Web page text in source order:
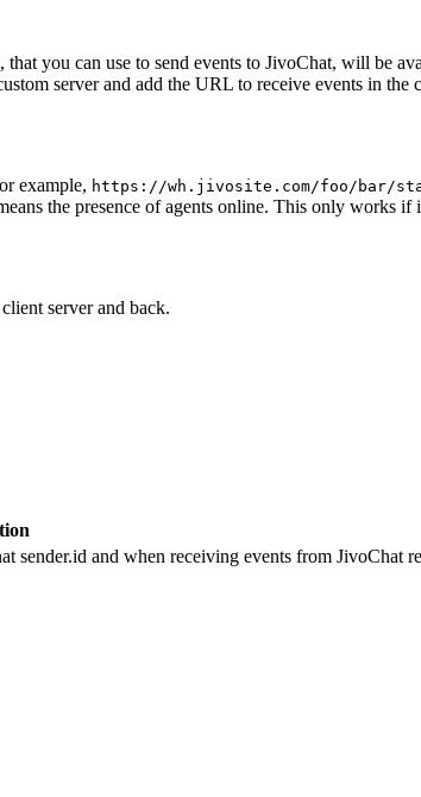
, that you can use to send events to JivoChat, will be
server and add the URL to receive events in the
example, https://wh.jivosite.com/foo/bar/
the presence of agents online. This only works if
server and back.
sender.id and when receiving events from JivoChat